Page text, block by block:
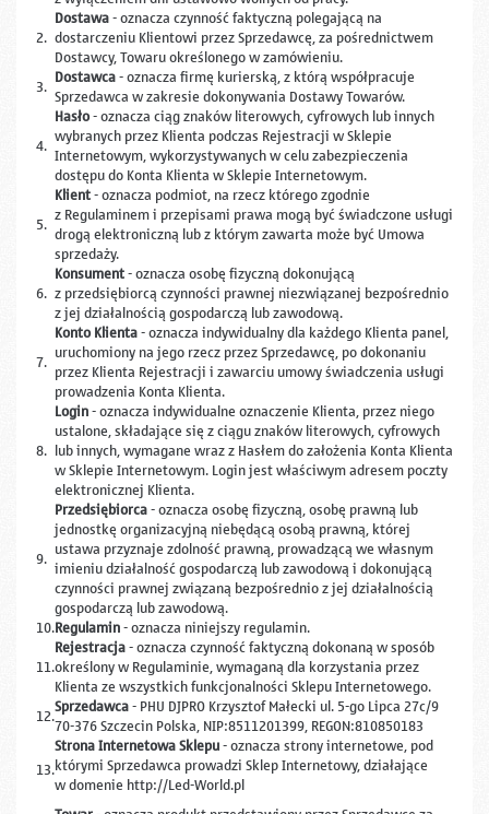
2.
Dostawa- oznacza czynność faktyczną polegającą na
dostarczeniu Klientowi przez Sprzedawcę, za pośrednictwem
Dostawcy, Towaru określonego w zamówieniu.
3. Dostawca- oznacza firmę kurierską, z którą współpracuje
Sprzedawca w zakresie dokonywania Dostawy Towarów.
4.
Hasło- oznacza ciąg znaków literowych, cyfrowych lub innych
wybranych przez Klienta podczas Rejestracji w Sklepie
Internetowym, wykorzystywanych w celu zabezpieczenia
dostępu do Konta Klienta w Sklepie Internetowym.
5.
Klient- oznacza podmiot, na rzecz którego zgodnie
z Regulaminem i przepisami prawa mogą być świadczone usługi
drogą elektroniczną lub z którym zawarta może być Umowa
sprzedaży.
6.
Konsument- oznacza osobę fizyczną dokonującą
z przedsiębiorcą czynności prawnej niezwiązanej bezpośrednio
z jej działalnością gospodarczą lub zawodową.
7.
Konto Klienta- oznacza indywidualny dla każdego Klienta panel,
uruchomiony na jego rzecz przez Sprzedawcę, po dokonaniu
przez Klienta Rejestracji i zawarciu umowy świadczenia usługi
prowadzenia Konta Klienta.
8.
Login- oznacza indywidualne oznaczenie Klienta, przez niego
ustalone, składające się z ciągu znaków literowych, cyfrowych
lub innych, wymagane wraz z Hasłem do założenia Konta Klienta
w Sklepie Internetowym. Login jest właściwym adresem poczty
elektronicznej Klienta.
9.
Przedsiębiorca- oznacza osobę fizyczną, osobę prawną lub
jednostkę organizacyjną niebędącą osobą prawną, której
ustawa przyznaje zdolność prawną, prowadzącą we własnym
imieniu działalność gospodarczą lub zawodową i dokonującą
czynności prawnej związaną bezpośrednio z jej działalnością
gospodarczą lub zawodową.
10.Regulamin- oznacza niniejszy regulamin.
11.
Rejestracja- oznacza czynność faktyczną dokonaną w sposób
określony w Regulaminie, wymaganą dla korzystania przez
Klienta ze wszystkich funkcjonalności Sklepu Internetowego.
12.Sprzedawca- PHU DJPRO Krzysztof Małecki ul. 5-go Lipca 27c/9
70-376 Szczecin Polska, NIP:8511201399, REGON:810850183
13.
Strona Internetowa Sklepu- oznacza strony internetowe, pod
którymi Sprzedawca prowadzi Sklep Internetowy, działające
w domenie http://Led-World.pl